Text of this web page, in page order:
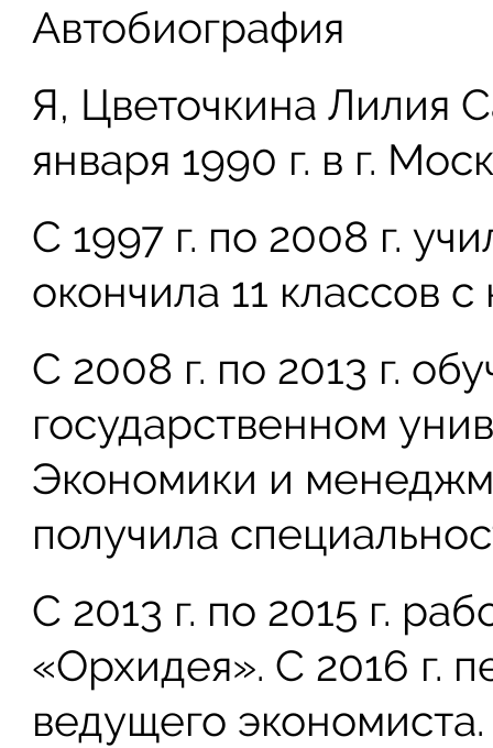
Автобиография
Я, Цветочкина Лилия
января 1990 г. в г.
С 1997 г. по 2008 г.
окончила 11 классов
С 2008 г. по 2013 г.
государственном
Экономики и
получила
С 2013 г. по 2015 г.
«Орхидея». С 2016 г.
ведущего